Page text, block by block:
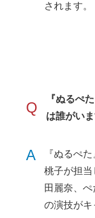
されます。
Q
『ぬるぺ
は誰がい
A
『ぬるぺ
桃子が担
田麗奈、
の演技が